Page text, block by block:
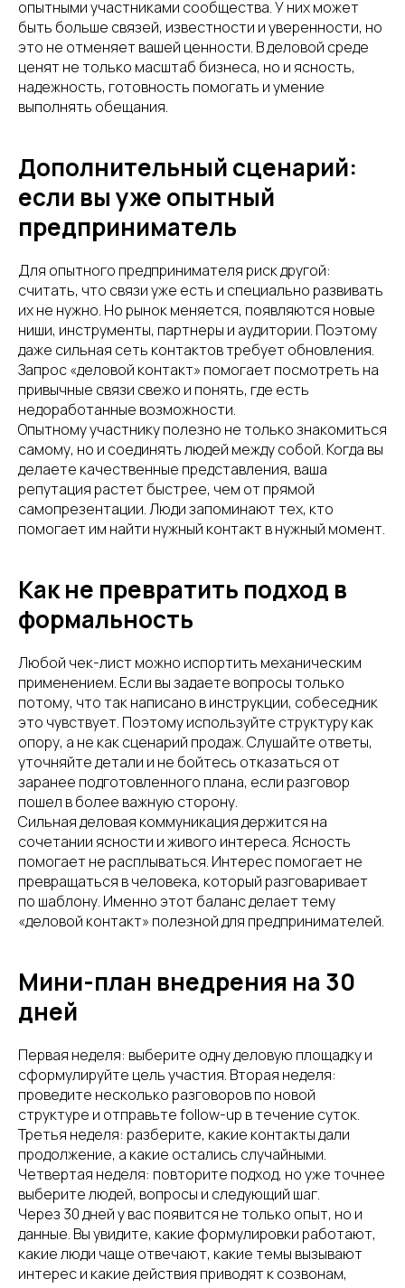
опытными участниками сообщества. У них может
быть больше связей, известности и уверенности, но
это не отменяет вашей ценности. В деловой среде
ценят не только масштаб бизнеса, но и ясность,
надежность, готовность помогать и умение
выполнять обещания.
Дополнительный сценарий:
если вы уже опытный
предприниматель
Для опытного предпринимателя риск другой:
считать, что связи уже есть и специально развивать
их не нужно. Но рынок меняется, появляются новые
ниши, инструменты, партнеры и аудитории. Поэтому
даже сильная сеть контактов требует обновления.
Запрос «деловой контакт» помогает посмотреть на
привычные связи свежо и понять, где есть
недоработанные возможности.
Опытному участнику полезно не только знакомиться
самому, но и соединять людей между собой. Когда вы
делаете качественные представления, ваша
репутация растет быстрее, чем от прямой
самопрезентации. Люди запоминают тех, кто
помогает им найти нужный контакт в нужный момент.
Как не превратить подход в
формальность
Любой чек-лист можно испортить механическим
применением. Если вы задаете вопросы только
потому, что так написано в инструкции, собеседник
это чувствует. Поэтому используйте структуру как
опору, а не как сценарий продаж. Слушайте ответы,
уточняйте детали и не бойтесь отказаться от
заранее подготовленного плана, если разговор
пошел в более важную сторону.
Сильная деловая коммуникация держится на
сочетании ясности и живого интереса. Ясность
помогает не расплываться. Интерес помогает не
превращаться в человека, который разговаривает
по шаблону. Именно этот баланс делает тему
«деловой контакт» полезной для предпринимателей.
Мини-план внедрения на 30
дней
Первая неделя: выберите одну деловую площадку и
сформулируйте цель участия. Вторая неделя:
проведите несколько разговоров по новой
структуре и отправьте follow-up в течение суток.
Третья неделя: разберите, какие контакты дали
продолжение, а какие остались случайными.
Четвертая неделя: повторите подход, но уже точнее
выберите людей, вопросы и следующий шаг.
Через 30 дней у вас появится не только опыт, но и
данные. Вы увидите, какие формулировки работают,
какие люди чаще отвечают, какие темы вызывают
интерес и какие действия приводят к созвонам,